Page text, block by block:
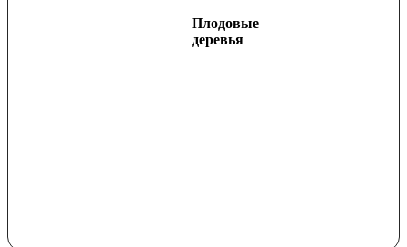
Плодовые
деревья